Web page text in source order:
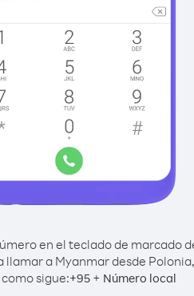
en el teclado de marcado
llamar a Myanmar desde Polonia,
sigue:+95 + Número local